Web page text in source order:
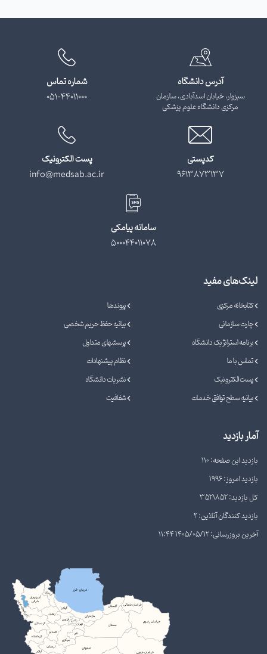
آدرس دانشگاه
سبزوار، خیابان اسدآبادی، سازمان
مرکزی دانشگاه علوم پزشکی
شماره تماس
051-44011000
کدپستی
9613873137
پست الکترونیک
info@medsab.ac.ir
سامانه پیامکی
500044011078
لینک‌های مفید
کتابخانه مرکزی
پیوندها
چارت سازمانی
بیانیه حفظ حریم شخصی
برنامه استراتژیک دانشگاه
پرسشهای متداول
تماس با ما
نظام پیشنهادات
پست الکترونیک
نشریات دانشگاه
بیانیه سطح توافق خدمات
شفافیت
آمار بازدید
بازدید این صفحه: 110
بازدید امروز: 1996
کل بازدید: 3521852
بازدید کنندگان آنلاین: 2
آخرین بروزرسانی: 1405/05/12 11:44